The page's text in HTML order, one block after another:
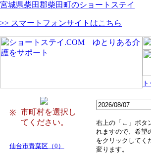
宮城県柴田郡柴田町のショートステイ
>> スマートフォンサイトはこちら
※
市町村を選択し
てください。
仙台市青葉区（0）
右上の「←」ボタ
れますので、希望
をクリックしてく
変ります。